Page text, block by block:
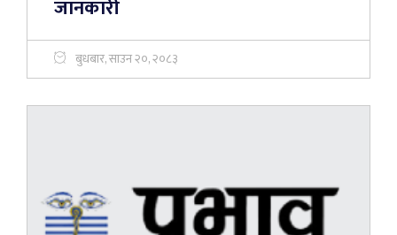
जानकारी
बुधबार, साउन २०, २०८३